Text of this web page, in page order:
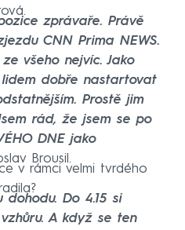
zprávaře. Právě
CNN Prima NEWS.
všeho nejvíc. Jako
dobře nastartovat
Prostě jim
rád, že jsem se po
DNE jako
Brousil.
v rámci velmi tvrdého
dohodu. Do 4.15 si
A když se ten